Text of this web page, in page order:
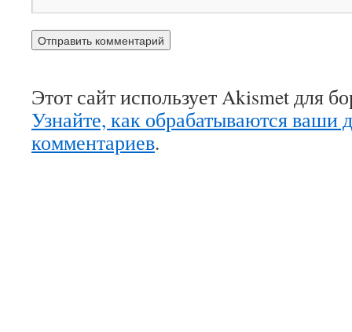
Этот сайт использует Akismet для
Узнайте, как обрабатываются ваши
комментариев.